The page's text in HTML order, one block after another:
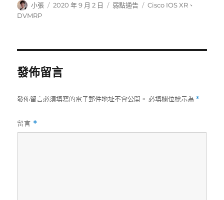
作
者
小張
發
2020 年 9 月 2 日
分
弱點通告
標
Cisco IOS XR 、
DVMRP
發佈留言
發佈留言必須填寫的電子郵件地址不會公開。 必填欄位標示為 *
留言 *